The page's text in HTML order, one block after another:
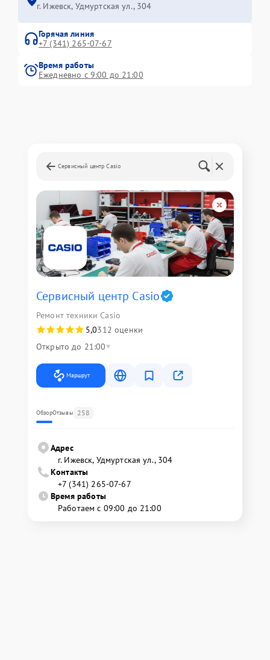
г. Ижевск, Удмуртская ул., 304
Горячая линия
+7 (341) 265-07-67
Время работы
Ежедневно с 9:00 до 21:00
Сервисный центр Casio
Сервисный центр Casio
Ремонт техники Casio
5,0312 оценки
Открыто до 21:00
Маршрут
ОбзорОтзывы 258
Адрес
г. Ижевск, Удмуртская ул., 304
Контакты
+7 (341) 265-07-67
Время работы
Работаем с 09:00 до 21:00